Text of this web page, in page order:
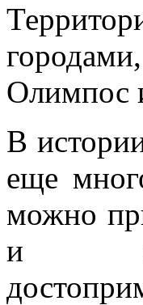
Олимпос
В
еще
можно
и